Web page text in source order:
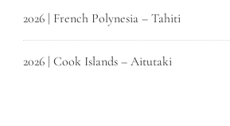
2026 | French Polynesia – Tahiti
2026 | Cook Islands – Aitutaki